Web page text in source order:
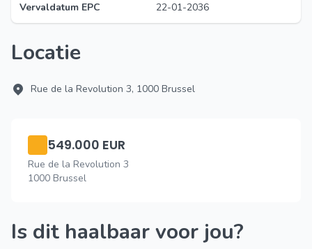
Vervaldatum EPC
22-01-2036
Locatie
Rue de la Revolution 3, 1000 Brussel
549.000 EUR
Rue de la Revolution 3
1000 Brussel
Is dit haalbaar voor jou?